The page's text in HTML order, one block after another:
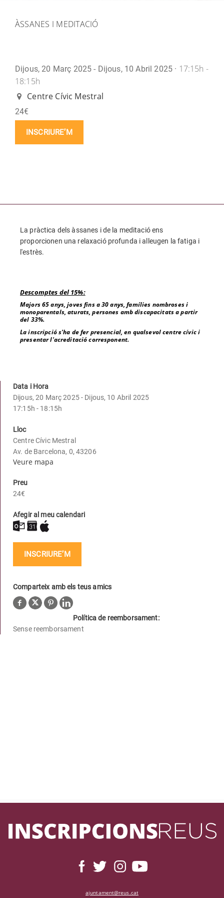
ÀSSANES I MEDITACIÓ
Dijous, 20 Març 2025 - Dijous, 10 Abril 2025 · 17:15h -
18:15h
Centre Cívic Mestral
24€
INSCRIURE’M
La pràctica dels àssanes i de la meditació ens
proporcionen una relaxació profunda i alleugen la fatiga i
l'estrès.
Descomptes del 15%:
Majors 65 anys, joves fins a 30 anys, famílies nombroses i
monoparentals, aturats, persones amb discapacitats a partir
del 33%.
La inscripció s'ha de fer presencial, en qualsevol centre cívic i
presentar l'acreditació corresponent.
Data i Hora
Dijous, 20 Març 2025 - Dijous, 10 Abril 2025
17:15h - 18:15h
Lloc
Centre Cívic Mestral
Av. de Barcelona, 0, 43206
Veure mapa
Preu
24€
Afegir al meu calendari
INSCRIURE’M
Comparteix amb els teus amics
Política de reemborsament:
Sense reemborsament
ajuntament@reus.cat